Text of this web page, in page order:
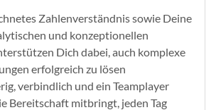
Zahlenverständnis sowie Deine
und konzeptionellen
Dich dabei, auch komplexe
erfolgreich zu lösen
verbindlich und ein Teamplayer
Bereitschaft mitbringt, jeden Tag